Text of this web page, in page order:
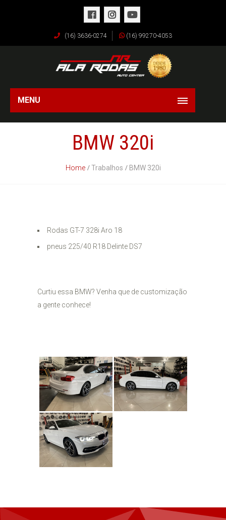
(16) 3636-0274 (16) 99270-4053
MENU
BMW 320i
Home Trabalhos BMW 320i
Rodas GT-7 328i Aro 18
pneus 225/40 R18 Delinte DS7
Curtiu essa BMW? Venha que de customização
a gente conhece!